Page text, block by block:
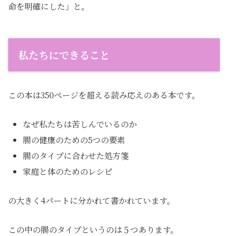
命を明確にした」と。
私たちにできること
この本は350ページを超える読み応えのある本です。
なぜ私たちは苦しんでいるのか
腸の健康のための5つの要素
腸のタイプに合わせた処方箋
家庭と体のためのレシピ
の大きく4パートに分かれて書かれています。
この中の腸のタイプというのは５つあります。